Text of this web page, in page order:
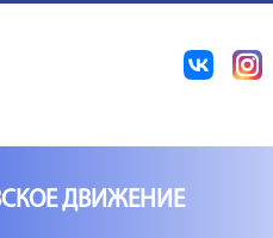
ДВИЖЕНИЕ